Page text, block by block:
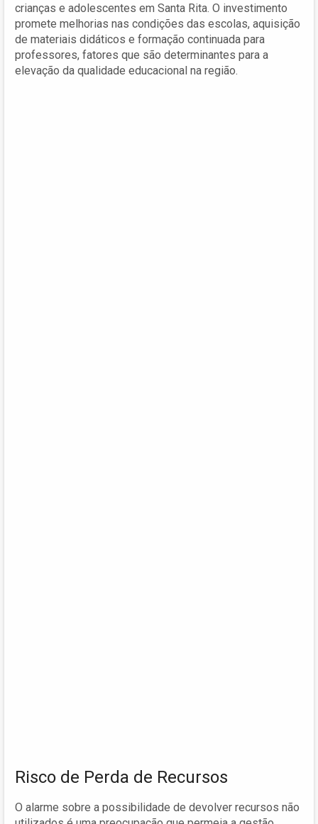
crianças e adolescentes em Santa Rita. O investimento
promete melhorias nas condições das escolas, aquisição
de materiais didáticos e formação continuada para
professores, fatores que são determinantes para a
elevação da qualidade educacional na região.
Risco de Perda de Recursos
O alarme sobre a possibilidade de devolver recursos não